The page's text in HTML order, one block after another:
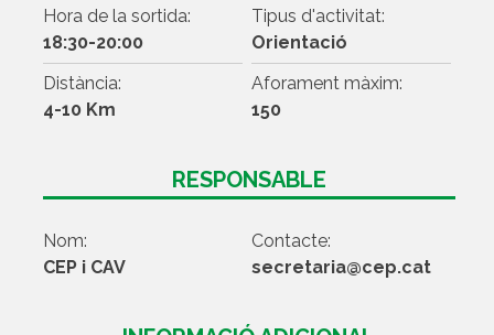
Hora de la sortida:
18:30-20:00
Tipus d'activitat:
Orientació
Distància:
4-10 Km
Aforament màxim:
150
RESPONSABLE
Nom:
CEP i CAV
Contacte:
secretaria@cep.cat